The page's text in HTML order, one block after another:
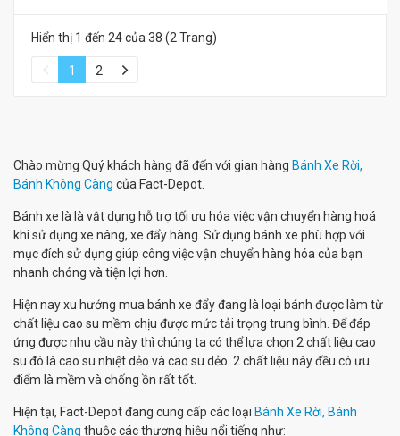
Hiển thị 1 đến 24 của 38 (2 Trang)
1 2
Chào mừng Quý khách hàng đã đến với gian hàng Bánh Xe Rời,
Bánh Không Càng của Fact-Depot.
Bánh xe là là vật dụng hỗ trợ tối ưu hóa việc vận chuyển hàng hoá
khi sử dụng xe nâng, xe đẩy hàng. Sử dụng bánh xe phù hợp với
mục đích sử dụng giúp công việc vận chuyển hàng hóa của bạn
nhanh chóng và tiện lợi hơn.
Hiện nay xu hướng mua bánh xe đẩy đang là loại bánh được làm từ
chất liệu cao su mềm chịu được mức tải trọng trung bình. Để đáp
ứng được nhu cầu này thì chúng ta có thể lựa chọn 2 chất liệu cao
su đó là cao su nhiệt dẻo và cao su dẻo. 2 chất liệu này đều có ưu
điểm là mềm và chống ồn rất tốt.
Hiện tại, Fact-Depot đang cung cấp các loại Bánh Xe Rời, Bánh
Không Càng thuộc các thương hiệu nổi tiếng như: